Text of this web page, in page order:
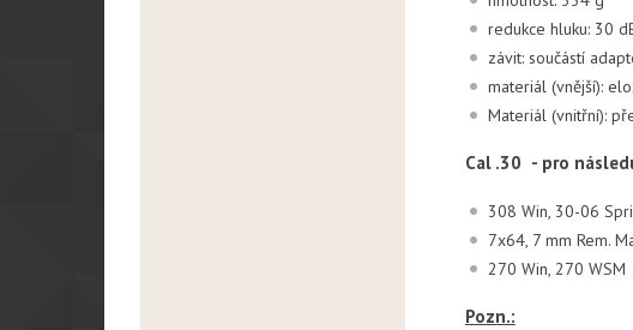
redukce hluku: 30
závit: součástí
materiál (vnější):
Materiál (vnitřní):
Cal .30 - pro
308 Win, 30-06
7x64, 7 mm Rem.
270 Win, 270 WSM
Pozn.: